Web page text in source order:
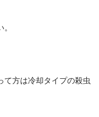
て方は冷却タイプの殺虫